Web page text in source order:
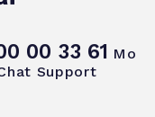
00 33 61 Mo
Support